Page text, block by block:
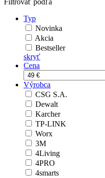
Filtrovať podľa
Typ
Novinka
Akcia
Bestseller
skryť
Cena
Výrobca
CSG S.A.
Dewalt
Karcher
TP-LINK
Worx
3M
4Living
4PRO
4smarts